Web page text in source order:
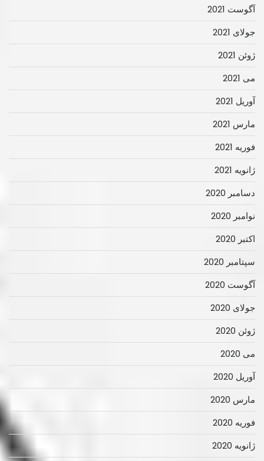
آگوست 2021
جولای 2021
ژوئن 2021
می 2021
آوریل 2021
مارس 2021
فوریه 2021
ژانویه 2021
دسامبر 2020
نوامبر 2020
اکتبر 2020
سپتامبر 2020
آگوست 2020
جولای 2020
ژوئن 2020
می 2020
آوریل 2020
مارس 2020
فوریه 2020
ژانویه 2020